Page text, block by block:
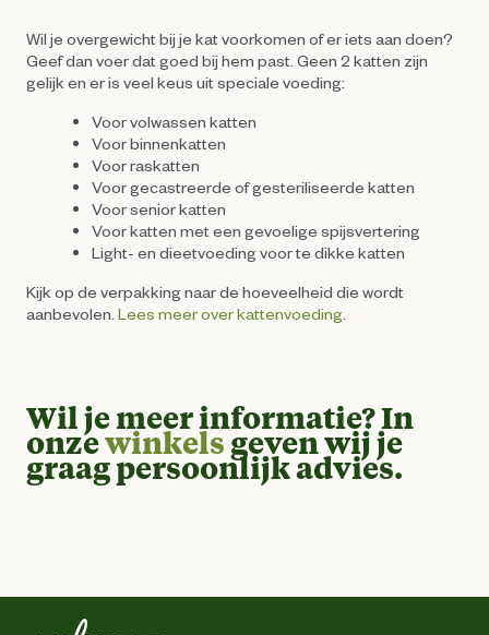
Wil je overgewicht bij je kat voorkomen of er iets aan doen?
Geef dan voer dat goed bij hem past. Geen 2 katten zijn
gelijk en er is veel keus uit speciale voeding:
Voor volwassen katten
Voor binnenkatten
Voor raskatten
Voor gecastreerde of gesteriliseerde katten
Voor senior katten
Voor katten met een gevoelige spijsvertering
Light- en dieetvoeding voor te dikke katten
Kijk op de verpakking naar de hoeveelheid die wordt
aanbevolen. Lees meer over kattenvoeding
Wil je meer informatie? In
onzewinkelsgeven wij je
graag persoonlijk advies.